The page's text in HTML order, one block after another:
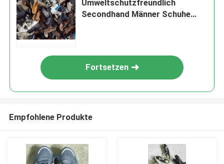
Umweltschutzfreundlich
Secondhand Männer Schuhe
Fortsetzen
Empfohlene Produkte